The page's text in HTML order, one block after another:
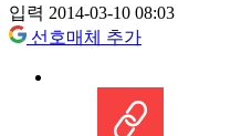
입력 2014-03-10 08:03
선호매체 추가